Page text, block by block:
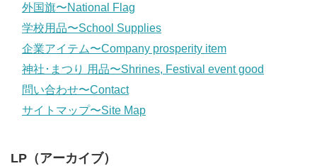
外国旗〜National Flag
学校用品〜School Supplies
企業アイテム〜Company prosperity item
神社･まつり 用品〜Shrines, Festival event good
問い合わせ〜Contact
サイトマップ〜Site Map
LP（アーカイブ）